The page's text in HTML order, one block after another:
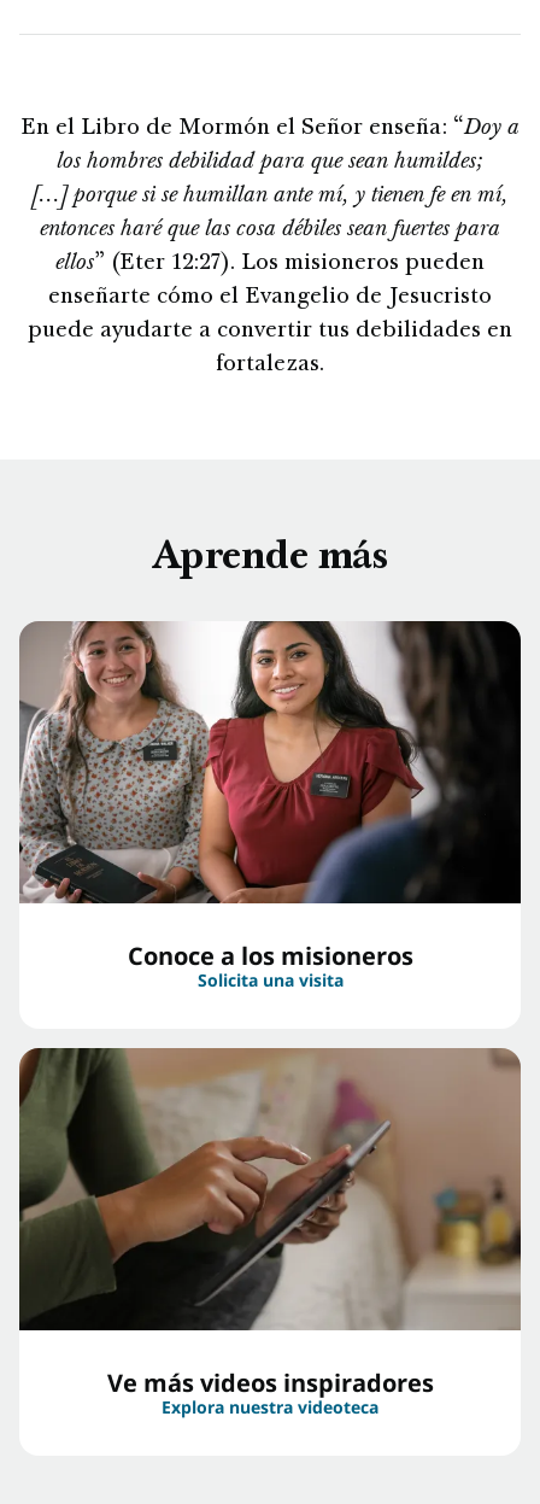
En el Libro de Mormón el Señor enseña: “Doy a
los hombres debilidad para que sean humildes;
[...] porque si se humillan ante mí, y tienen fe en mí,
entonces haré que las cosa débiles sean fuertes para
ellos” (Eter 12:27). Los misioneros pueden
enseñarte cómo el Evangelio de Jesucristo
puede ayudarte a convertir tus debilidades en
fortalezas.
Aprende más
Conoce a los misioneros
Solicita una visita
Ve más videos inspiradores
Explora nuestra videoteca